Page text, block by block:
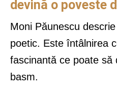
devină o poveste
Moni Păunescu
poetic. Este întâlnirea
fascinantă ce poate să
basm.